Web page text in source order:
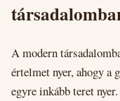
A modern
értelmet nyer, ahogy a
egyre inkább teret